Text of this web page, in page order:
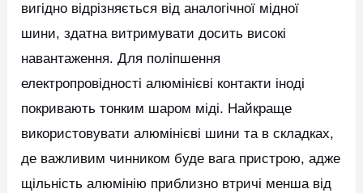
вигідно відрізняється від аналогічної мідної
шини, здатна витримувати досить високі
навантаження. Для поліпшення
електропровідності алюмінієві контакти іноді
покривають тонким шаром міді. Найкраще
використовувати алюмінієві шини та в складках,
де важливим чинником буде вага пристрою, адже
щільність алюмінію приблизно втричі менша від